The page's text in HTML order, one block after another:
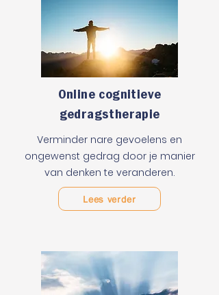
Online cognitieve
gedragstherapie
Verminder nare gevoelens en
ongewenst gedrag door je manier
van denken te veranderen.
Lees verder